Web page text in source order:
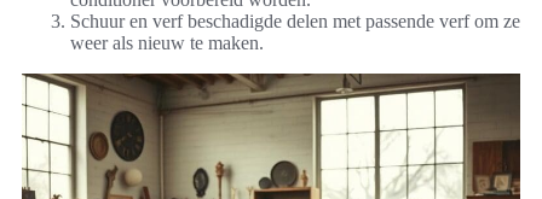
Schuur en verf beschadigde delen met passende verf om ze
weer als nieuw te maken.